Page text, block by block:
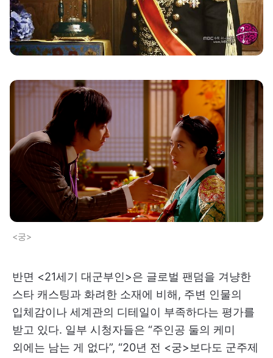
<궁>
반면 <21세기 대군부인>은 글로벌 팬덤을 겨냥한
스타 캐스팅과 화려한 소재에 비해, 주변 인물의
입체감이나 세계관의 디테일이 부족하다는 평가를
받고 있다. 일부 시청자들은 “주인공 둘의 케미
외에는 남는 게 없다”, “20년 전 <궁>보다도 군주제